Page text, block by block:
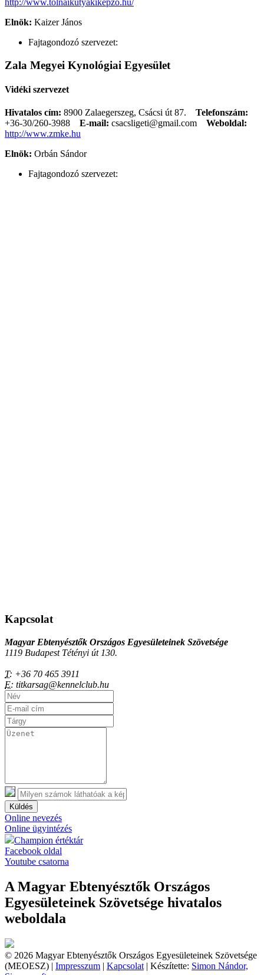
http://www.tolnaikutyakikepzo.hu/
Elnök: Kaizer János
Fajtagondozó szervezet:
Zala Megyei Kynológiai Egyesület
Vidéki szervezet
Hivatalos cím: 8900 Zalaegerszeg, Csácsi út 87. Telefonszám:
+36-30/260-3988
E-mail: csacsligeti@gmail.com
Weboldal:
http://www.zmke.hu
Elnök: Orbán Sándor
Fajtagondozó szervezet:
Kapcsolat
Magyar Ebtenyésztők Országos Egyesületeinek Szövetsége
1119 Budapest Tétényi út 130.
T: +36 70 465 3911
E: titkarsag@kennelclub.hu
Küldés
Online nevezés
Online ügyintézés
Champion értéktár
Facebook oldal
Youtube csatorna
A Magyar Ebtenyésztők Országos
Egyesületeinek Szövetsége hivatalos
weboldala
© 2026 Magyar Ebtenyésztők Országos Egyesületeinek Szövetsége
(MEOESZ) | Impresszum | Kapcsolat | Készítette: Simon Nándor,